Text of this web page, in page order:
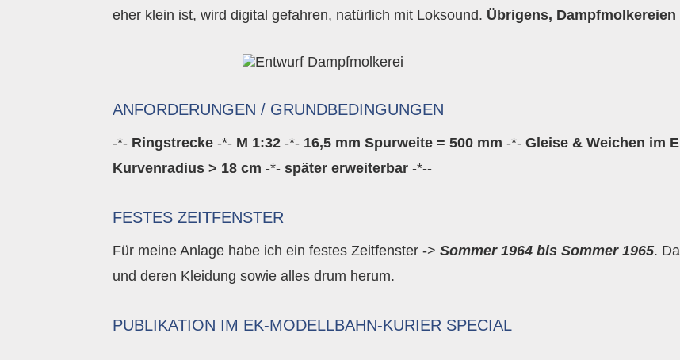
eher klein ist, wird digital gefahren, natürlich mit Loksound. Übrigens,
ANFORDERUNGEN / GRUNDBEDINGUNGEN
-*- Ringstrecke -*- M 1:32 -*- 16,5 mm Spurweite = 500 mm -*- Gleise & Weichen im
Kurvenradius > 18 cm -*- später erweiterbar -*--
FESTES ZEITFENSTER
Für meine Anlage habe ich ein festes Zeitfenster -> Sommer 1964 bis Sommer 1965.
und deren Kleidung sowie alles drum herum.
PUBLIKATION IM EK-MODELLBAHN-KURIER SPECIAL